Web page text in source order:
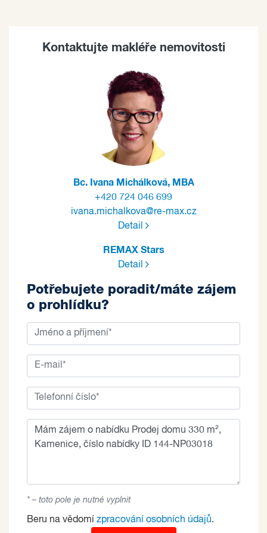
Kontaktujte makléře nemovitosti
Bc. Ivana Michálková, MBA
+420 724 046 699
ivana.michalkova@re-max.cz
Detail
REMAX Stars
Detail
Potřebujete poradit/máte zájem
o prohlídku?
* – toto pole je nutné vyplnit
Beru na vědomí zpracování osobních údajů.